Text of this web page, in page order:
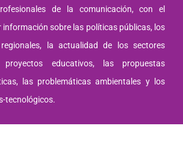
de la comunicación, con el
información sobre las políticas públicas, los
regionales, la actualidad de los sectores
educativos, las propuestas
las problemáticas ambientales y los
tecnológicos.